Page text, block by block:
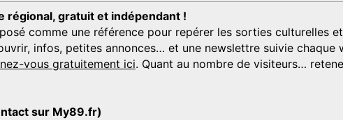
régional, gratuit et indépendant !
comme une référence pour repérer les sorties culturelles
infos, petites annonces… et une newslettre suivie chaque
vous gratuitement ici. Quant au nombre de visiteurs…
sur My89.fr)